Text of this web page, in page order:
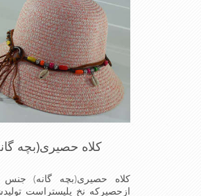
کلاه حصیری(بچه
کلاه حصیری(بچه گانه) جنس
ازحصیرکه نخ پلیستراست